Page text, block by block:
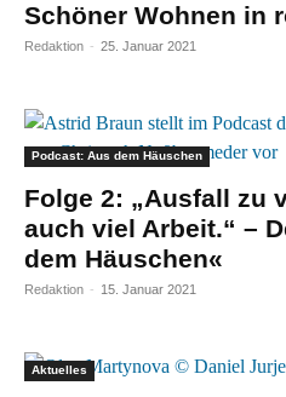
Schöner Wohnen in
Redaktion - 25. Januar 2021
Podcast: Aus dem Häuschen
Folge 2: „Ausfall zu
auch viel Arbeit.“ –
dem Häuschen«
Redaktion - 15. Januar 2021
Aktuelles